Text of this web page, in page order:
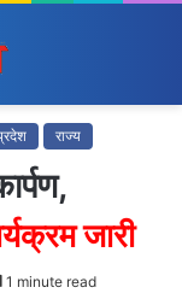
राज्य
जारी
1 minute read